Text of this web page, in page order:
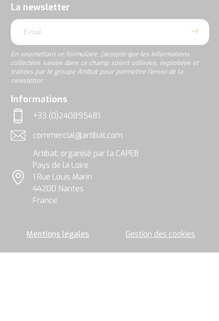
La newsletter
email
En soumettant ce formulaire, j’accepte que les informations
collectées saisies dans ce champ soient utilisées, exploitées et
traitées par le groupe Artibat pour permettre l’envoi de la
newsletter.
rgpd
j’accepte
les
informations
dans
ce
champ
soient
exploitées
et
traitées
par
le
Artibat
permettre
l’envoi
Informations
Téléphone
+33 (0)240895481
Adresse email
commercial@artibat.com
Localisation
Artibat, organisé par la CAPEB
Pays de la Loire
1 Rue Louis Marin
44200 Nantes
France
Mentions légales Gestion des cookies